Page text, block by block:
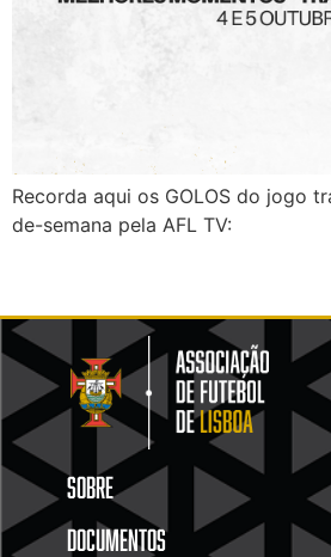
Recorda aqui os GOLOS do jogo
de-semana pela AFL TV:
SOBRE
DOCUMENTOS